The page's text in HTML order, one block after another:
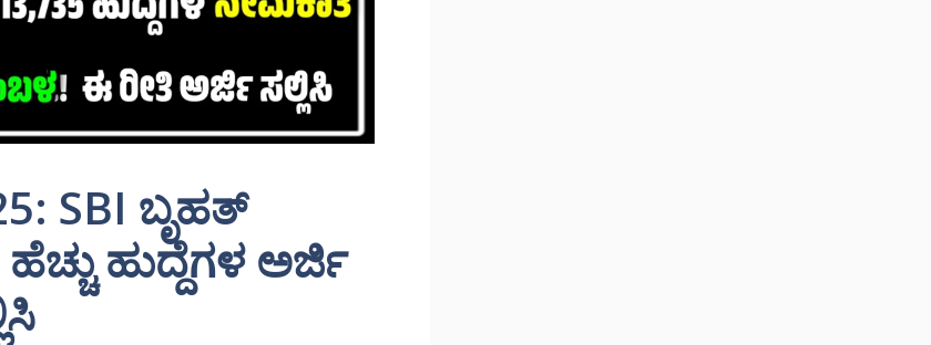
SBI ಬೃಹತ್
ಹುದ್ದೆಗಳ ಅರ್ಜಿ